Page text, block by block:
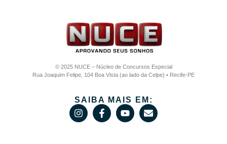
© 2025 NUCE – Núcleo de Concursos Especial
Rua Joaquim Felipe, 104 Boa Vista (ao lado da Celpe) • Recife-PE
SAIBA MAIS EM: